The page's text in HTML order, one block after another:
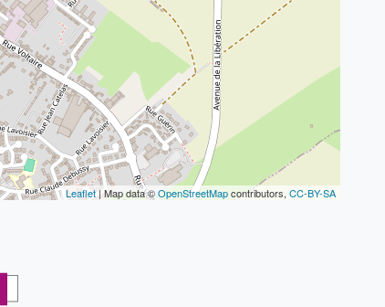
Leaflet| Map data ©OpenStreetMapcontributors, CC-BY-SA